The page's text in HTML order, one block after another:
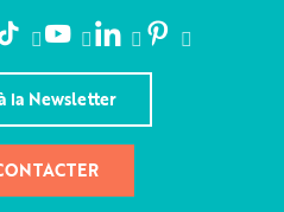
la Newsletter